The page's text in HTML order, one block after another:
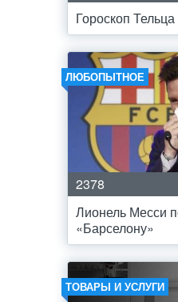
Гороскоп
ЛЮБОПЫТНОЕ
2378
Лионель Месси
«Барселону»
ТОВАРЫ И УСЛУГИ